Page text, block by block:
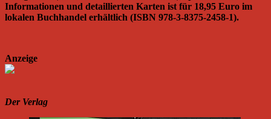
Informationen und detaillierten Karten ist für 18,95 Euro im
lokalen Buchhandel erhältlich (ISBN 978-3-8375-2458-1).
Anzeige
Der Verlag